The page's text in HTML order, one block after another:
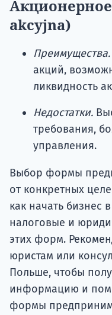
akcyjna)
Преимущества.
акций,
ликвидность
Недостатки.
требования,
управления.
Выбор формы
от конкретных
как начать бизнес
налоговые и
этих форм.
юристам или
Польше, чтобы
информацию и
формы